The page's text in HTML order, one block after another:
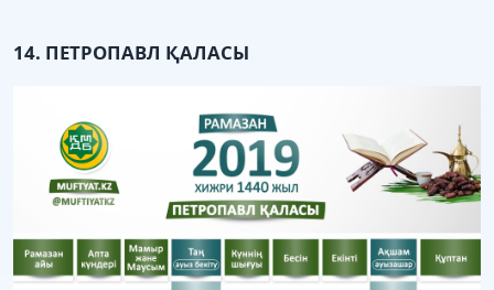
14. ПЕТРОПАВЛ ҚАЛАСЫ